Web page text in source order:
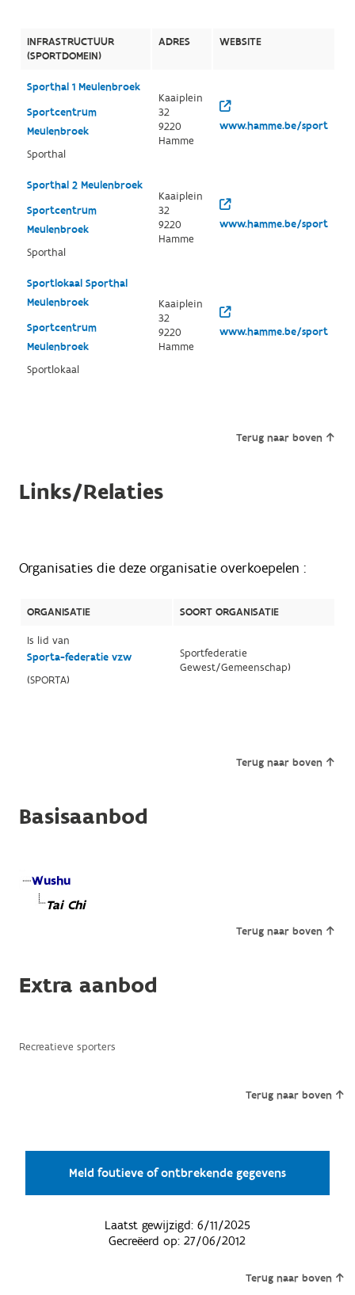
INFRASTRUCTUUR
(SPORTDOMEIN)
ADRES WEBSITE
Sporthal 1 Meulenbroek
Sportcentrum
Meulenbroek
Sporthal
Kaaiplein
32
9220
Hamme
www.hamme.be/sport
Sporthal 2 Meulenbroek
Sportcentrum
Meulenbroek
Sporthal
Kaaiplein
32
9220
Hamme
www.hamme.be/sport
Sportlokaal Sporthal
Meulenbroek
Sportcentrum
Meulenbroek
Sportlokaal
Kaaiplein
32
9220
Hamme
www.hamme.be/sport
Terug naar boven
Links/Relaties
Organisaties die deze organisatie overkoepelen :
ORGANISATIE
SOORT ORGANISATIE
Is lid van
Sporta-federatie vzw
(SPORTA)
Sportfederatie
Gewest/Gemeenschap)
Terug naar boven
Basisaanbod
Wushu
Tai Chi
Terug naar boven
Extra aanbod
Recreatieve sporters
Terug naar boven
Meld foutieve of ontbrekende gegevens
Laatst gewijzigd: 6/11/2025
Gecreëerd op:27/06/2012
Terug naar boven